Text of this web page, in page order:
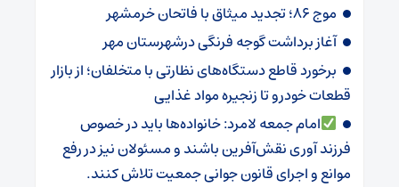
موج ۸۶؛ تجدید میثاق با فاتحان خرمشهر
آغاز برداشت گوجه فرنگی درشهرستان مهر
برخورد قاطع دستگاه‌های نظارتی با متخلفان؛ از بازار
قطعات خودرو تا زنجیره مواد غذایی
امام جمعه لامرد: خانواده‌ها باید در خصوص
فرزند آوری نقش‌آفرین باشند و مسئولان نیز در رفع
موانع و اجرای قانون جوانی جمعیت تلاش کنند.